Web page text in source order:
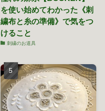
を使い始めてわかった《刺
繍布と糸の準備》で気をつ
けること
刺繍のお道具